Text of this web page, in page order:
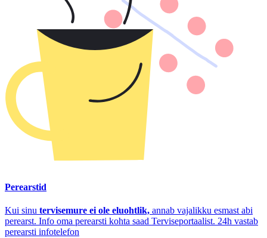
Perearstid
Kui sinu tervisemure ei ole eluohtlik, annab vajalikku esmast abi
perearst. Info oma perearsti kohta saad Terviseportaalist. 24h vastab
perearsti infotelefon